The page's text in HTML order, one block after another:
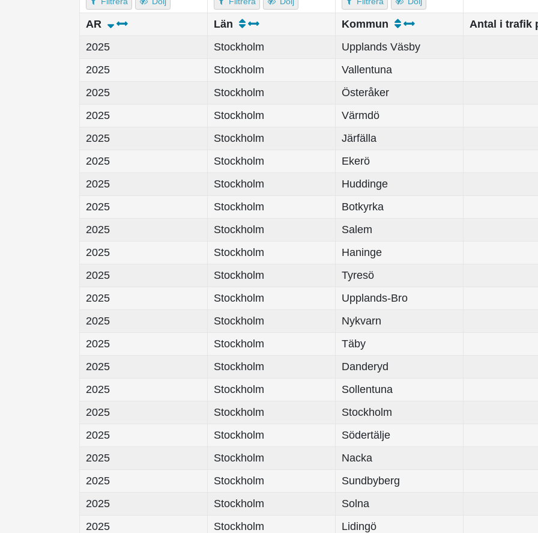
AR Län Kommun
Antal i trafik
2025
Stockholm
Upplands Väsby
2025
Stockholm
Vallentuna
2025
Stockholm
Österåker
2025
Stockholm
Värmdö
2025
Stockholm
Järfälla
2025
Stockholm
Ekerö
2025
Stockholm
Huddinge
2025
Stockholm
Botkyrka
2025
Stockholm
Salem
2025
Stockholm
Haninge
2025
Stockholm
Tyresö
2025
Stockholm
Upplands-Bro
2025
Stockholm
Nykvarn
2025
Stockholm
Täby
2025
Stockholm
Danderyd
2025
Stockholm
Sollentuna
2025
Stockholm
Stockholm
2025
Stockholm
Södertälje
2025
Stockholm
Nacka
2025
Stockholm
Sundbyberg
2025
Stockholm
Solna
2025
Stockholm
Lidingö